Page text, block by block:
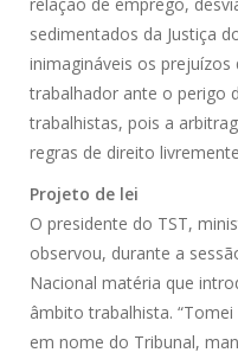
sedimentados da Justiça
inimagináveis os
trabalhador ante o perigo
trabalhistas, pois a
regras de direito
Projeto de lei
O presidente do TST,
observou, durante a
Nacional matéria que
âmbito trabalhista.
em nome do Tribunal,